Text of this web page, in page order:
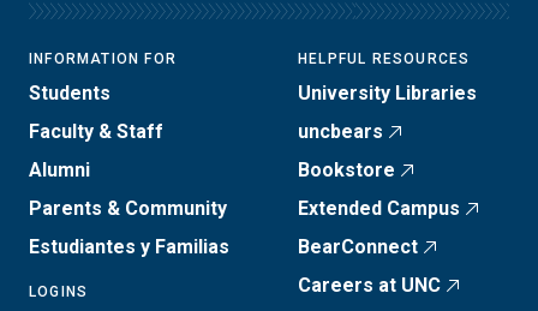
INFORMATION FOR
Students
Faculty & Staff
Alumni
Parents & Community
Estudiantes y Familias
LOGINS
HELPFUL RESOURCES
University Libraries
uncbears
Bookstore
Extended Campus
BearConnect
Careers at UNC